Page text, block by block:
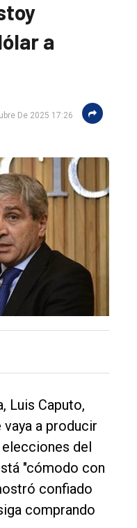
a
De 2025 17:26
Luis Caputo,
a producir
del
"cómodo con
confiado
comprando